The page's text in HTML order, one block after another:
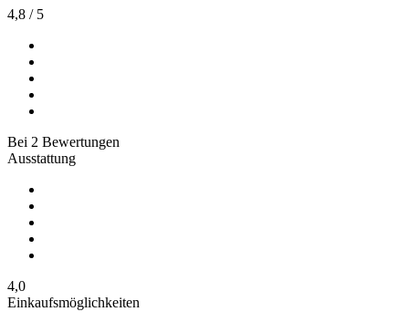
4,8 / 5
Bei 2 Bewertungen
Ausstattung
4,0
Einkaufsmöglichkeiten